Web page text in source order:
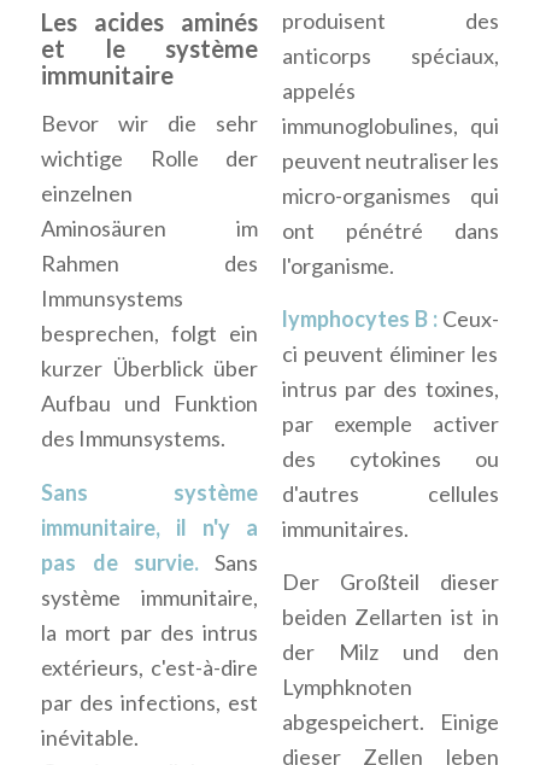
Les acides aminés
et le système
immunitaire
Bevor wir die sehr
wichtige Rolle der
einzelnen
Aminosäuren im
Rahmen des
Immunsystems
besprechen, folgt ein
kurzer Überblick über
Aufbau und Funktion
des Immunsystems.
Sans système
immunitaire, il n'y a
pas de survie. Sans
système immunitaire,
la mort par des intrus
extérieurs, c'est-à-dire
par des infections, est
inévitable.
produisent des
anticorps spéciaux,
appelés
immunoglobulines, qui
peuvent neutraliser les
micro-organismes qui
ont pénétré dans
l'organisme.
lymphocytes B :Ceux-
ci peuvent éliminer les
intrus par des toxines,
par exemple activer
des cytokines ou
d'autres cellules
immunitaires.
Der Großteil dieser
beiden Zellarten ist in
der Milz und den
Lymphknoten
abgespeichert. Einige
dieser Zellen leben